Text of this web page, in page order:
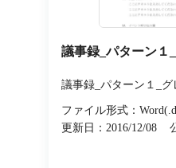
議事録_パターン１
議事録_パターン１_
ファイル形式：
更新日：2016/12/08